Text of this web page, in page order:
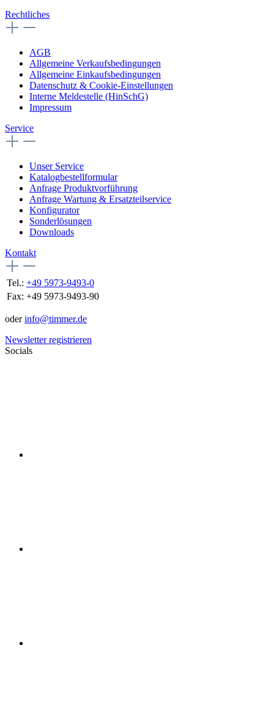
Rechtliches
AGB
Allgemeine Verkaufsbedingungen
Allgemeine Einkaufsbedingungen
Datenschutz & Cookie-Einstellungen
Interne Meldestelle (HinSchG)
Impressum
Service
Unser Service
Katalogbestellformular
Anfrage Produktvorführung
Anfrage Wartung & Ersatzteilservice
Konfigurator
Sonderlösungen
Downloads
Kontakt
Tel.: +49 5973-9493-0
Fax: +49 5973-9493-90
oderinfo@timmer.de
Newsletter registrieren
Socials